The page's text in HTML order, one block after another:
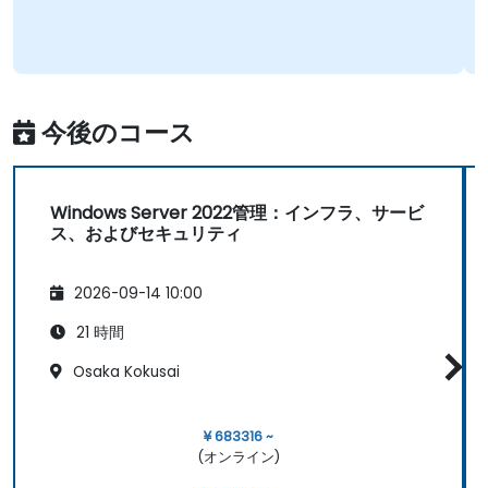
今後のコース
Windows Server 2022管理：インフラ、サービ
ス、およびセキュリティ
2026-09-14 10:00
21 時間
Osaka Kokusai
¥ 683316 ~
(オンライン)